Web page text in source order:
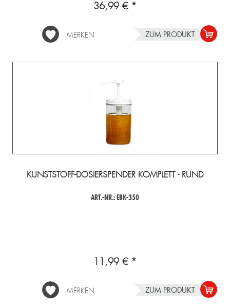
36,99 € *
MERKEN ZUM PRODUKT
KUNSTSTOFF-DOSIERSPENDER KOMPLETT - RUND
ART.-NR.: EBK-350
11,99 € *
MERKEN ZUM PRODUKT